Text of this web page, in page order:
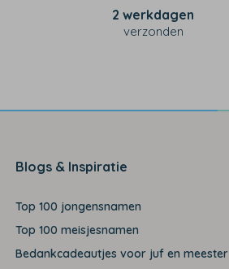
2 werkdagen
verzonden
Blogs & Inspiratie
Top 100 jongensnamen
Top 100 meisjesnamen
Bedankcadeautjes voor juf en meester